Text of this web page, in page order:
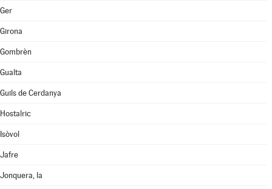
Ger
Girona
Gombrèn
Gualta
Guils de Cerdanya
Hostalric
Isòvol
Jafre
Jonquera, la